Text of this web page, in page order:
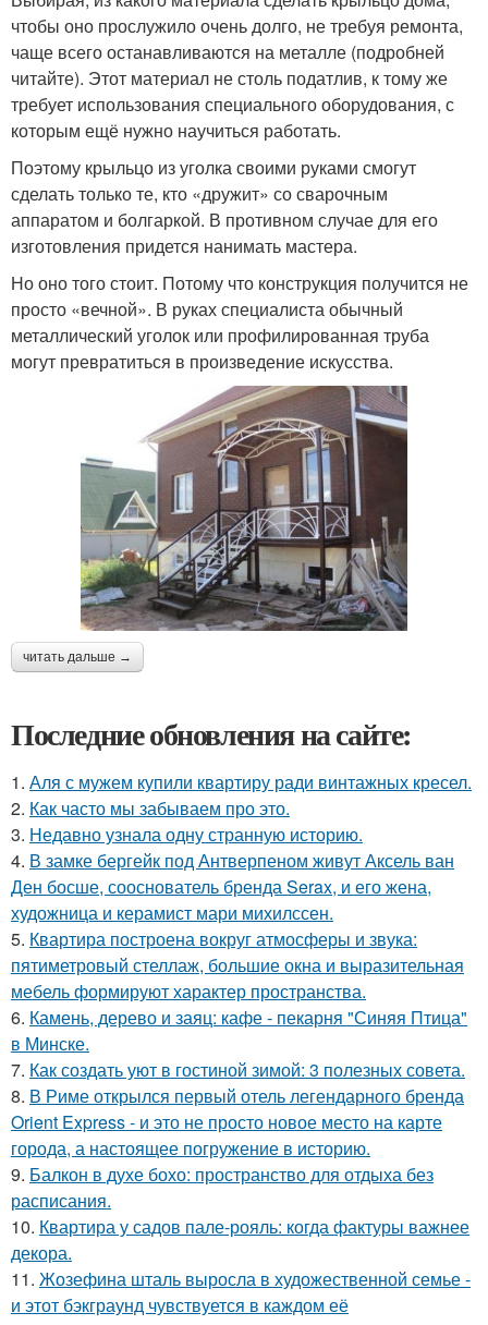
чтобы оно прослужило очень долго, не требуя ремонта,
чаще всего останавливаются на металле (подробней
читайте). Этот материал не столь податлив, к тому же
требует использования специального оборудования, с
которым ещё нужно научиться работать.
Поэтому крыльцо из уголка своими руками смогут
сделать только те, кто «дружит» со сварочным
аппаратом и болгаркой. В противном случае для его
изготовления придется нанимать мастера.
Но оно того стоит. Потому что конструкция получится не
просто «вечной». В руках специалиста обычный
металлический уголок или профилированная труба
могут превратиться в произведение искусства.
читать дальше →
Последние обновления на сайте:
1. Аля с мужем купили квартиру ради винтажных кресел.
2. Как часто мы забываем про это.
3. Недавно узнала одну странную историю.
4. В замке бергейк под Антверпеном живут Аксель ван
Ден босше, сооснователь бренда Serax, и его жена,
художница и керамист мари михилссен.
5. Квартира построена вокруг атмосферы и звука:
пятиметровый стеллаж, большие окна и выразительная
мебель формируют характер пространства.
6. Камень, дерево и заяц: кафе - пекарня "Синяя Птица"
в Минске.
7. Как создать уют в гостиной зимой: 3 полезных совета.
8. В Риме открылся первый отель легендарного бренда
Orient Express - и это не просто новое место на карте
города, а настоящее погружение в историю.
9. Балкон в духе бохо: пространство для отдыха без
расписания.
10. Квартира у садов пале-рояль: когда фактуры важнее
декора.
11. Жозефина шталь выросла в художественной семье -
и этот бэкграунд чувствуется в каждом её